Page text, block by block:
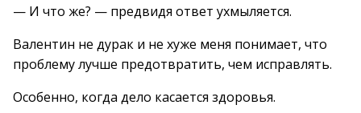
— И что же? — предвидя ответ ухмыляется.
Валентин не дурак и не хуже меня понимает, что
проблему лучше предотвратить, чем исправлять.
Особенно, когда дело касается здоровья.